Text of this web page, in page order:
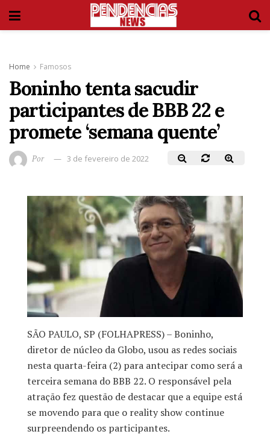
Home Famosos
Boninho tenta sacudir
participantes de BBB 22 e
promete ‘semana quente’
Por 3 de fevereiro de 2022
SÃO PAULO, SP (FOLHAPRESS) – Boninho,
diretor de núcleo da Globo, usou as redes sociais
nesta quarta-feira (2) para antecipar como será a
terceira semana do BBB 22. O responsável pela
atração fez questão de destacar que a equipe está
se movendo para que o reality show continue
surpreendendo os participantes.